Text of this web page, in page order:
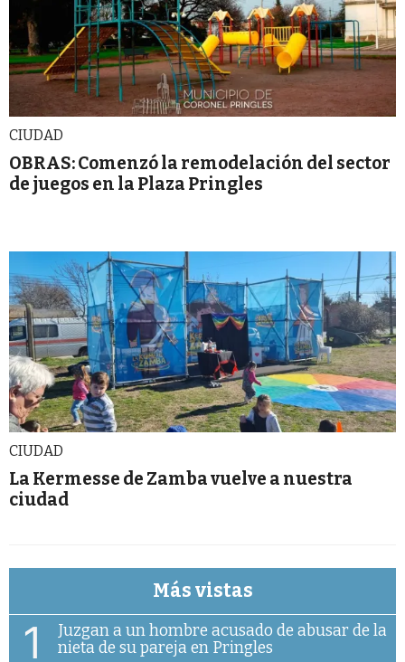
CIUDAD
OBRAS: Comenzó la remodelación del sector
de juegos en la Plaza Pringles
CIUDAD
La Kermesse de Zamba vuelve a nuestra
ciudad
Más vistas
1
Juzgan a un hombre acusado de abusar de la
nieta de su pareja en Pringles